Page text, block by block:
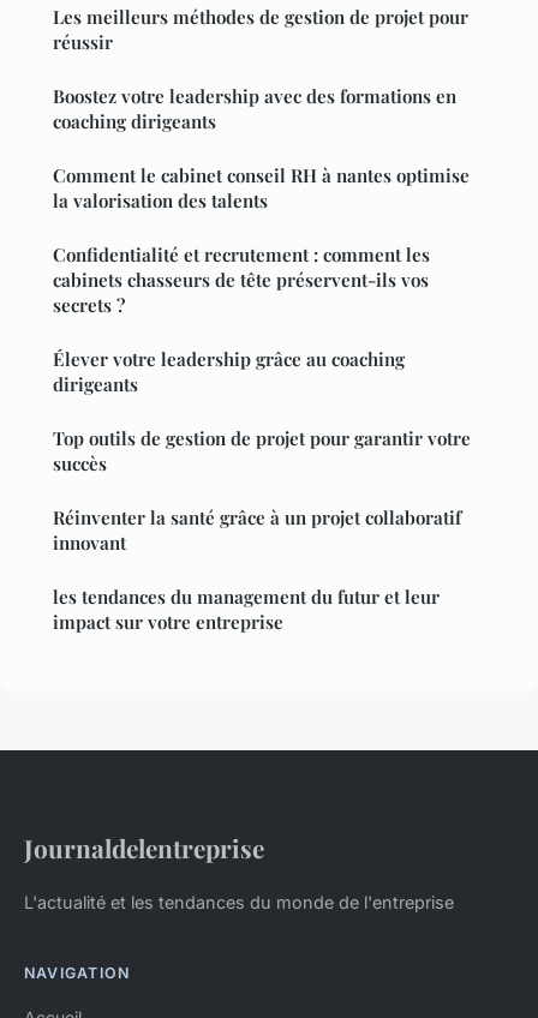
Les meilleurs méthodes de gestion de projet pour
réussir
Boostez votre leadership avec des formations en
coaching dirigeants
Comment le cabinet conseil RH à nantes optimise
la valorisation des talents
Confidentialité et recrutement : comment les
cabinets chasseurs de tête préservent-ils vos
secrets ?
Élever votre leadership grâce au coaching
dirigeants
Top outils de gestion de projet pour garantir votre
succès
Réinventer la santé grâce à un projet collaboratif
innovant
les tendances du management du futur et leur
impact sur votre entreprise
Journaldelentreprise
L'actualité et les tendances du monde de l'entreprise
NAVIGATION